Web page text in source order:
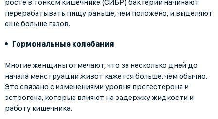
росте в тонком кишечнике (СИБР) бактерии начинают
перерабатывать пищу раньше, чем положено, и выделяют
ещё больше газов.
Гормональные колебания
Многие женщины отмечают, что за несколько дней до
начала менструации живот кажется больше, чем обычно.
Это связано с изменениями уровня прогестерона и
эстрогена, которые влияют на задержку жидкости и
работу кишечника.